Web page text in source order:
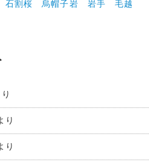
石割桜 烏帽子岩 岩手 毛越
り
り